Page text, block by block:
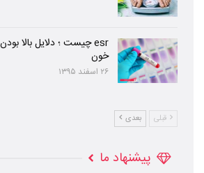
خون
۲۶ اسفند ۱۳۹۵
قبلی بعدی
پیشنهاد ما